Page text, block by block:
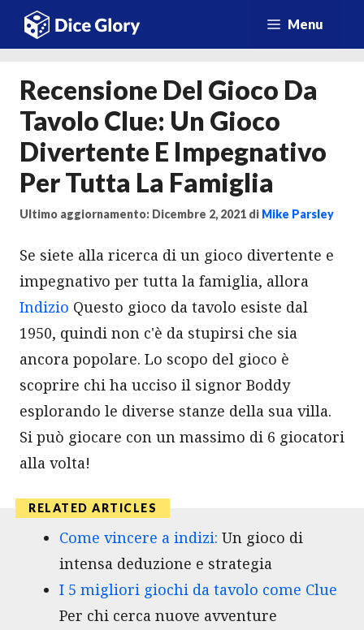
Menu
Recensione Del Gioco Da
Tavolo Clue: Un Gioco
Divertente E Impegnativo
Per Tutta La Famiglia
Ultimo aggiornamento: Dicembre 2, 2021 di Mike Parsley
Se siete alla ricerca di un gioco divertente e
impegnativo per tutta la famiglia, allora
Indizio Questo gioco da tavolo esiste dal
1950, quindi non c'è da stupirsi che sia
ancora popolare. Lo scopo del gioco è
scoprire chi ha ucciso il signor Boddy
esplorando le diverse stanze della sua villa.
Si può giocare con un massimo di 6 giocatori
alla volta!
Come vincere a indizi: Un gioco di
intensa deduzione e strategia
I 5 migliori giochi da tavolo come Clue
Per chi cerca nuove avventure